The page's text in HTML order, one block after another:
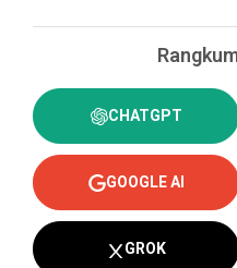
CHATGPT
GOOGLE AI
GROK